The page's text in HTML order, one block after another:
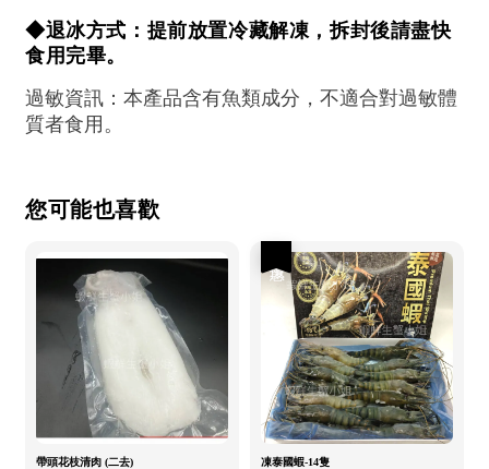
◆退冰方式：提前放置冷藏解凍，拆封後請盡快
食用完畢。
過敏資訊：本產品含有魚類成分，不適合對過敏體
質者食用。
您可能也喜歡
帶頭花枝清肉 (二去) 凍泰國蝦-14隻